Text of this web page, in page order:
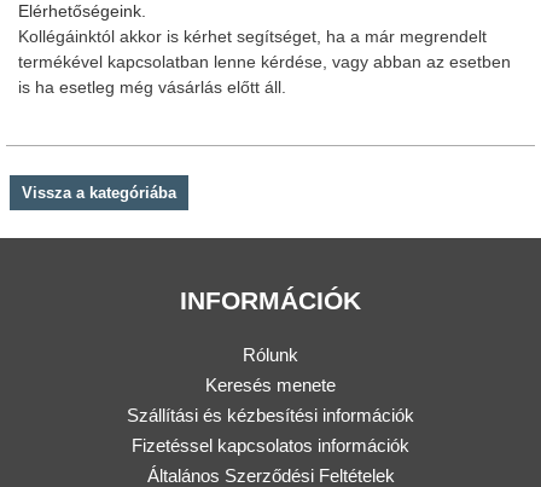
Elérhetőségeink.
Kollégáinktól akkor is kérhet segítséget, ha a már megrendelt
termékével kapcsolatban lenne kérdése, vagy abban az esetben
is ha esetleg még vásárlás előtt áll.
Vissza a kategóriába
INFORMÁCIÓK
Rólunk
Keresés menete
Szállítási és kézbesítési információk
Fizetéssel kapcsolatos információk
Általános Szerződési Feltételek